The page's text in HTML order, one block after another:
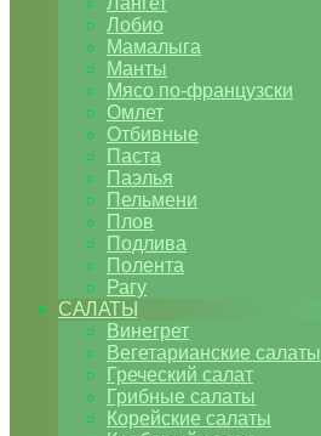
Лобио
Мамалыга
Манты
Мясо по-французски
Омлет
Отбивные
Паста
Паэлья
Пельмени
Плов
Подлива
Полента
Рагу
САЛАТЫ
Винегрет
Вегетарианские салаты
Греческий салат
Грибные салаты
Корейские салаты